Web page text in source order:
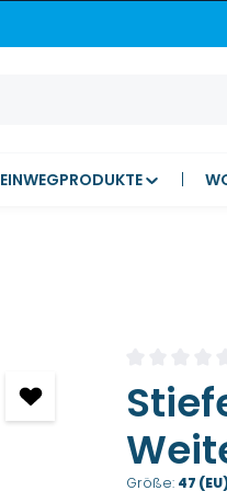
EINWEGPRODUKTE
Größe: 47